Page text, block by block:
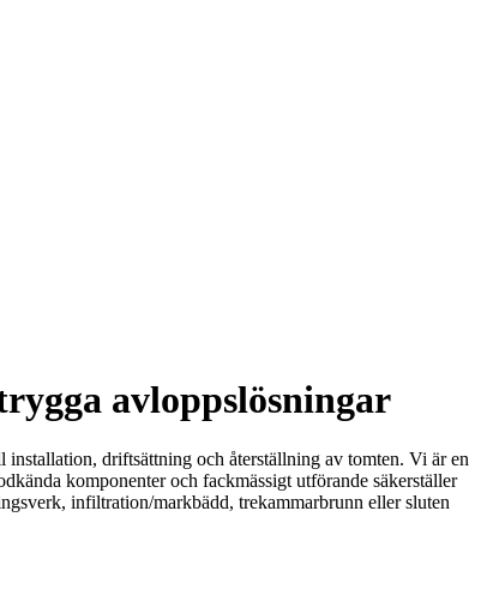
avloppslösningar
driftsättning och återställning av tomten. Vi är en
komponenter och fackmässigt utförande säkerställer
infiltration/markbädd, trekammarbrunn eller sluten